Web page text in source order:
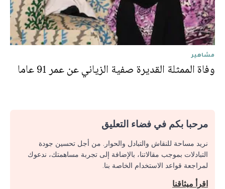
مشاهير
وفاة الممثلة القديرة صفية الزياني عن عمر 91 عاما
مرحبا بكم في فضاء التعليق
نريد مساحة للنقاش والتبادل والحوار. من أجل تحسين جودة
التبادلات بموجب مقالاتنا، بالإضافة إلى تجربة مساهمتك، ندعوك
لمراجعة قواعد الاستخدام الخاصة بنا.
اقرأ ميثاقنا